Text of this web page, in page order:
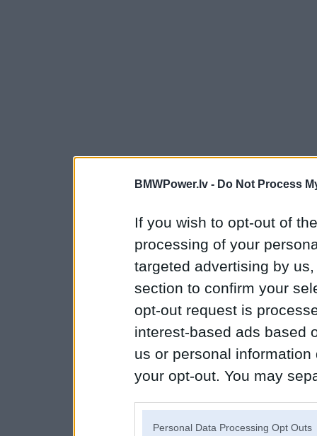
BMWPower.lv - Do Not Process
If you wish to opt-out of
processing of your
targeted advertising by
section to confirm your
opt-out request is
interest-based ads based
us or personal
your opt-out. You may
Personal Data Processing Opt Outs